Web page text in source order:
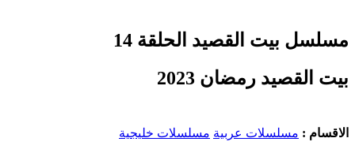
مسلسل بيت القصيد الحلقة 14
بيت القصيد رمضان 2023
الاقسام : مسلسلات عربية مسلسلات خليجية